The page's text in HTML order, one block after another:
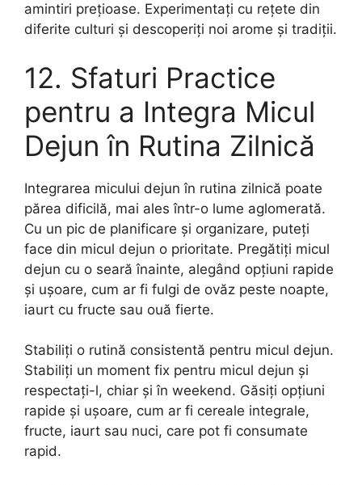
amintiri prețioase. Experimentați cu rețete din
diferite culturi și descoperiți noi arome și tradiții.
12. Sfaturi Practice
pentru a Integra Micul
Dejun în Rutina Zilnică
Integrarea micului dejun în rutina zilnică poate
părea dificilă, mai ales într-o lume aglomerată.
Cu un pic de planificare și organizare, puteți
face din micul dejun o prioritate. Pregătiți micul
dejun cu o seară înainte, alegând opțiuni rapide
și ușoare, cum ar fi fulgi de ovăz peste noapte,
iaurt cu fructe sau ouă fierte.
Stabiliți o rutină consistentă pentru micul dejun.
Stabiliți un moment fix pentru micul dejun și
respectați-l, chiar și în weekend. Găsiți opțiuni
rapide și ușoare, cum ar fi cereale integrale,
fructe, iaurt sau nuci, care pot fi consumate
rapid.